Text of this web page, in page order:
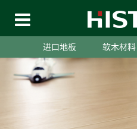
进口地板 软木材料